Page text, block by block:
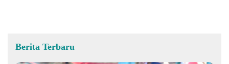
Berita Terbaru